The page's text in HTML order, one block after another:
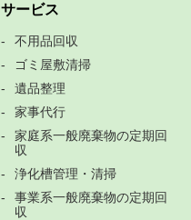
サービス
不用品回収
ゴミ屋敷清掃
遺品整理
家事代行
家庭系一般廃棄物の定期回
収
浄化槽管理・清掃
事業系一般廃棄物の定期回
収